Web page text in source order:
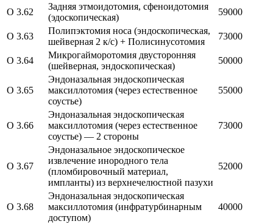
O 3.62
Задняя этмоидотомия, сфеноидотомия
(эдоскопическая)
59000
O 3.63
Полипэктомия носа (эндоскопическая,
шейверная 2 к/с) + Полисинусотомия
73000
O 3.64
Микрогайморотомия двусторонняя
(шейверная, эндоскопическая)
50000
O 3.65
Эндоназальная эндоскопическая
максиллотомия (через естественное
соустье)
55000
O 3.66
Эндоназальная эндоскопическая
максиллотомия (через естественное
соустье) — 2 стороны
73000
O 3.67
Эндоназальное эндоскопическое
извлечение инородного тела
(пломбировочный материал,
импланты) из верхнечелюстной пазухи
52000
O 3.68
Эндоназальная эндоскопическая
максиллотомия (инфратурбинарным
доступом)
40000